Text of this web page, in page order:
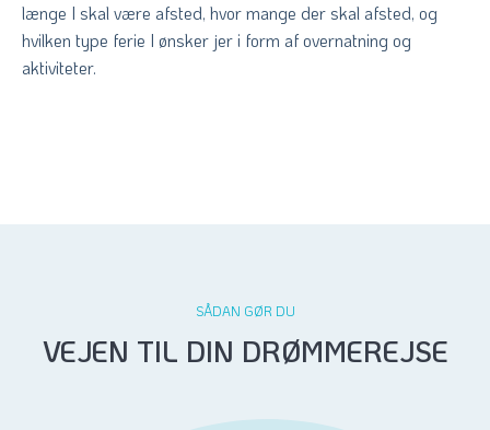
længe I skal være afsted, hvor mange der skal afsted, og
hvilken type ferie I ønsker jer i form af overnatning og
aktiviteter.
SÅDAN GØR DU
VEJEN TIL DIN DRØMMEREJSE